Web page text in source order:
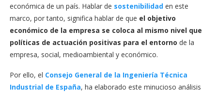
económica de un país. Hablar de sostenibilidad en este
marco, por tanto, significa hablar de que el objetivo
económico de la empresa se coloca al mismo nivel que
políticas de actuación positivas para el entorno de la
empresa, social, medioambiental y económico.
Por ello, el Consejo General de la Ingeniería Técnica
Industrial de España, ha elaborado este minucioso análisis